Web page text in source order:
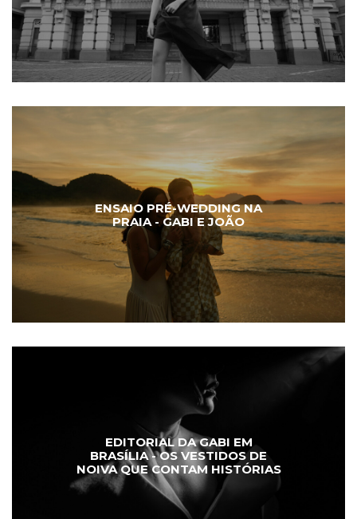
ENSAIO PRÉ-WEDDING NA
PRAIA - GABI E JOÃO
EDITORIAL DA GABI EM
BRASÍLIA - OS VESTIDOS DE
NOIVA QUE CONTAM HISTÓRIAS